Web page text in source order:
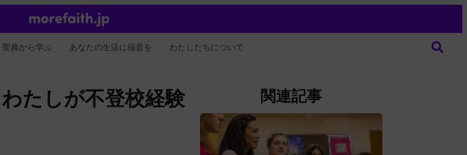
聖典から学ぶ あなたの生活に福音を わたしたちについて
たしが不登校経験
関連記事